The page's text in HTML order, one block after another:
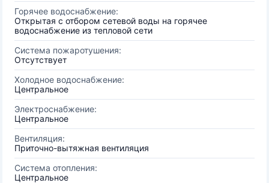
Горячее водоснабжение:
Открытая с отбором сетевой воды на горячее
водоснабжение из тепловой сети
Система пожаротушения:
Отсутствует
Холодное водоснабжение:
Центральное
Электроснабжение:
Центральное
Вентиляция:
Приточно-вытяжная вентиляция
Система отопления:
Центральное